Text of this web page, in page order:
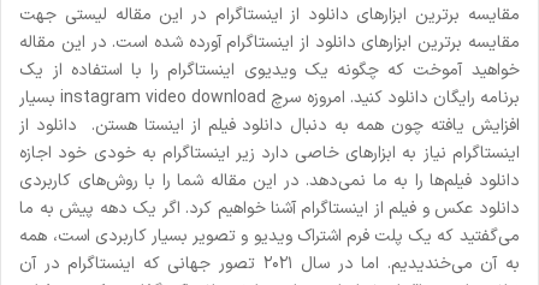
مقایسه برترین ابزارهای دانلود از اینستاگرام در این مقاله لیستی جهت
مقایسه برترین ابزارهای دانلود از اینستاگرام آورده شده است. در این مقاله
خواهید آموخت که چگونه یک ویدیوی اینستاگرام را با استفاده از یک
برنامه رایگان دانلود کنید. امروزه سرچ instagram video download بسیار
افزایش یافته چون همه به دنبال دانلود فیلم از اینستا هستن. دانلود از
اینستاگرام نیاز به ابزارهای خاصی دارد زیر اینستاگرام به خودی خود اجازه
دانلود فیلم‌ها را به ما نمی‌دهد. در این مقاله شما را با روش‌های کاربردی
دانلود عکس و فیلم از اینستاگرام آشنا خواهیم کرد. اگر یک دهه پیش به ما
می‌گفتید که یک پلت فرم اشتراک ویدیو و تصویر بسیار کاربردی است، همه
به آن می‌خندیدیم. اما در سال ۲۰۲۱ تصور جهانی که اینستاگرام در آن